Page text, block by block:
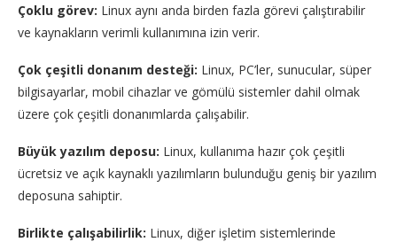
Çoklu görev: Linux aynı anda birden fazla görevi çalıştırabilir
ve kaynakların verimli kullanımına izin verir.
Çok çeşitli donanım desteği: Linux, PC’ler, sunucular, süper
bilgisayarlar, mobil cihazlar ve gömülü sistemler dahil olmak
üzere çok çeşitli donanımlarda çalışabilir.
Büyük yazılım deposu: Linux, kullanıma hazır çok çeşitli
ücretsiz ve açık kaynaklı yazılımların bulunduğu geniş bir yazılım
deposuna sahiptir.
Birlikte çalışabilirlik: Linux, diğer işletim sistemlerinde